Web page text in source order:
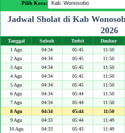
Pilih Kota:
Jadwal Sholat di Kab
2026
Tanggal Subuh Terbit Dzuhur
1 Agu
04:34 05:45 11:50
2 Agu
04:34 05:45 11:50
3 Agu
04:34 05:45 11:50
4 Agu
04:34 05:45 11:50
5 Agu
04:34 05:45 11:50
6 Agu
04:34 05:44 11:50
7 Agu
04:34 05:44 11:50
8 Agu
04:34 05:44 11:50
9 Agu
04:33 05:44 11:49
10 Agu
04:33 05:43 11:49